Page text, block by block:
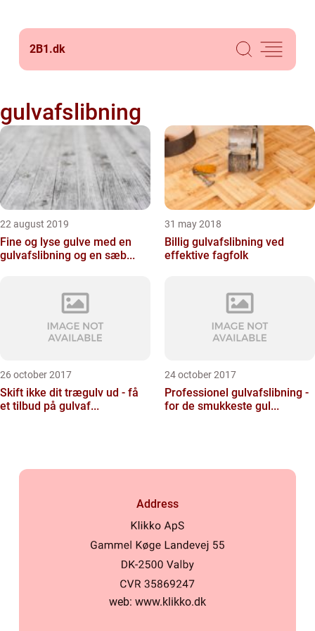
2B1.dk
gulvafslibning
22 august 2019
Fine og lyse gulve med en
gulvafslibning og en sæb...
31 may 2018
Billig gulvafslibning ved
effektive fagfolk
26 october 2017
Skift ikke dit trægulv ud - få
et tilbud på gulvaf...
24 october 2017
Professionel gulvafslibning -
for de smukkeste gul...
Address
web: www.klikko.dk